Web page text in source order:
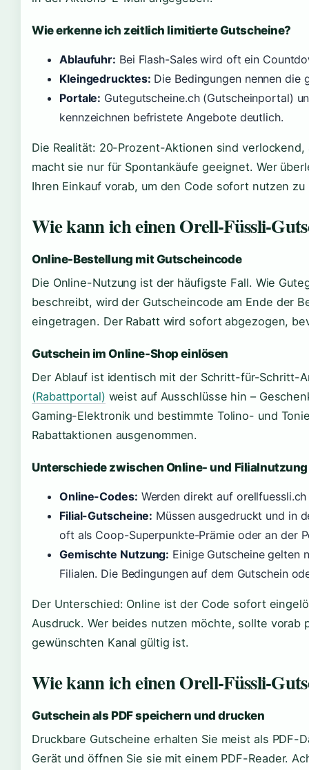
Wie erkenne ich zeitlich limitierte Gutscheine?
Ablaufuhr: Bei Flash-Sales wird oft ein
Kleingedrucktes: Die Bedingungen nennen die
Portale: Gutegutscheine.ch (Gutscheinportal)
kennzeichnen befristete Angebote deutlich.
Die Realität: 20-Prozent-Aktionen sind
macht sie nur für Spontankäufe geeignet. Wer
Ihren Einkauf vorab, um den Code sofort nutzen zu
Wie kann ich einen Orell-Füssli-
Online-Bestellung mit Gutscheincode
Die Online-Nutzung ist der häufigste Fall. Wie
beschreibt, wird der Gutscheincode am Ende der
eingetragen. Der Rabatt wird sofort abgezogen,
Gutschein im Online-Shop einlösen
Der Ablauf ist identisch mit der Schritt-für-Schritt-
(Rabattportal) weist auf Ausschlüsse hin –
Gaming-Elektronik und bestimmte Tolino- und
Rabattaktionen ausgenommen.
Unterschiede zwischen Online- und Filialnutzung
Online-Codes: Werden direkt auf
Filial-Gutscheine: Müssen ausgedruckt und in
oft als Coop-Superpunkte-Prämie oder an der
Gemischte Nutzung: Einige Gutscheine gelten
Filialen. Die Bedingungen auf dem Gutschein
Der Unterschied: Online ist der Code sofort
Ausdruck. Wer beides nutzen möchte, sollte vorab
gewünschten Kanal gültig ist.
Wie kann ich einen Orell-Füssli-
Gutschein als PDF speichern und drucken
Druckbare Gutscheine erhalten Sie meist als PDF-
Gerät und öffnen Sie sie mit einem PDF-Reader.